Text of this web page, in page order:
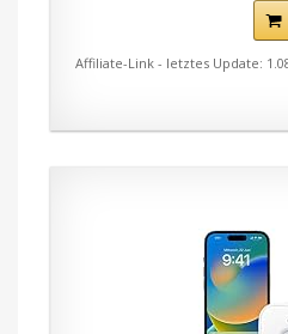
Affiliate-Link - letztes Update: